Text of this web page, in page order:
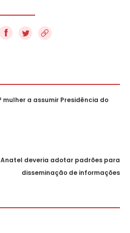
f
mulher a assumir Presidência do
Anatel deveria adotar padrões para
disseminação de informações